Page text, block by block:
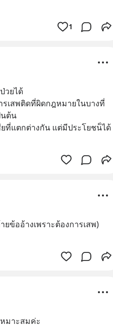
1
วยได้
เสพติดที่ผิดกฎหมายในบางที่
นต้น
ที่แตกต่างกัน แต่มีประโยชน็ได้
ข้ออ้างเพราะต้องการเสพ)
มาะสมค่ะ